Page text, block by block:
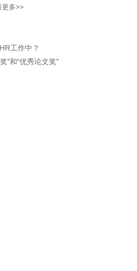
的作者及编辑认为其作品不宜上网供大家
更多>>
工作中？
”和“优秀论文奖”
地址: 上海